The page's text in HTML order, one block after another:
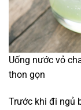
Uống nước vỏ
thon gọn
Trước khi đi ngủ